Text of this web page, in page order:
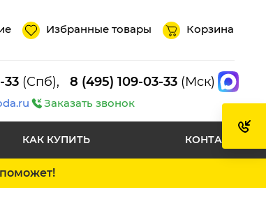
Избранные товары Корзина
33 (Спб), 8 (495) 109-03-33 (Мск)
Заказать звонок
КАК КУПИТЬ КОНТАКТЫ